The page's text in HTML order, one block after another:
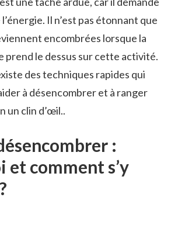
Il n’est pas étonnant que
encombrées lorsque la
prend le dessus sur cette activité.
des techniques rapides qui
à désencombrer et à ranger
un clin d’œil..
:
et comment s’y